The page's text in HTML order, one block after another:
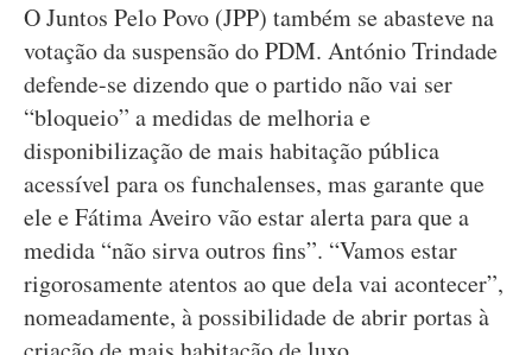
O Juntos Pelo Povo (JPP) também se abasteve na
votação da suspensão do PDM. António Trindade
defende-se dizendo que o partido não vai ser
“bloqueio” a medidas de melhoria e
disponibilização de mais habitação pública
acessível para os funchalenses, mas garante que
ele e Fátima Aveiro vão estar alerta para que a
medida “não sirva outros fins”. “Vamos estar
rigorosamente atentos ao que dela vai acontecer”,
nomeadamente, à possibilidade de abrir portas à